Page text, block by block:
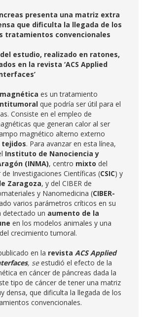
presenta una matriz extra
que dificulta la llegada de los
tratamientos convencionales
estudio, realizado en ratones,
en la revista ‘ACS Applied
es un tratamiento
que podría ser útil para el
Consiste en el empleo de
que generan calor al ser
magnético alterno externo
tejidos. Para avanzar en esta línea,
Instituto de Nanociencia y
(INMA), centro mixto del
Investigaciones Científicas (CSIC) y
Zaragoza, y del CIBER de
y Nanomedicina (CIBER-
varios parámetros críticos en su
detectado un aumento de la
en los modelos animales y una
crecimiento tumoral.
en la revista ACS Applied
, seestudió el efecto de la
en cáncer de páncreas dada la
tipo de cáncer de tener una matriz
densa, que dificulta la llegada de los
convencionales.